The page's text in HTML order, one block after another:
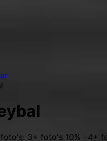
3+ foto's 10% · 4+